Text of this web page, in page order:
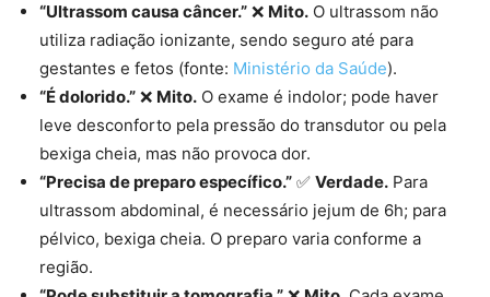
“Ultrassom causa câncer.” ❌ Mito. O ultrassom não
utiliza radiação ionizante, sendo seguro até para
gestantes e fetos (fonte: Ministério da Saúde).
“É dolorido.” ❌ Mito. O exame é indolor; pode haver
leve desconforto pela pressão do transdutor ou pela
bexiga cheia, mas não provoca dor.
“Precisa de preparo específico.” ✅ Verdade. Para
ultrassom abdominal, é necessário jejum de 6h; para
pélvico, bexiga cheia. O preparo varia conforme a
região.